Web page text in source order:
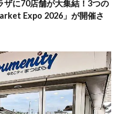
ザに70店舗が大集結！3つの
Expo 2026」が開催さ